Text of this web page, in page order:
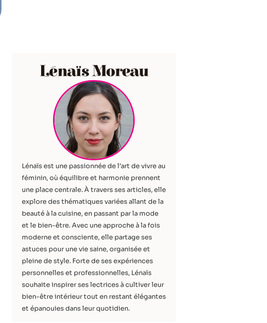
Lénaïs Moreau
Lénaïs est une passionnée de l’art de vivre au
féminin, où équilibre et harmonie prennent
une place centrale. À travers ses articles, elle
explore des thématiques variées allant de la
beauté à la cuisine, en passant par la mode
et le bien-être. Avec une approche à la fois
moderne et consciente, elle partage ses
astuces pour une vie saine, organisée et
pleine de style. Forte de ses expériences
personnelles et professionnelles, Lénaïs
souhaite inspirer ses lectrices à cultiver leur
bien-être intérieur tout en restant élégantes
et épanouies dans leur quotidien.